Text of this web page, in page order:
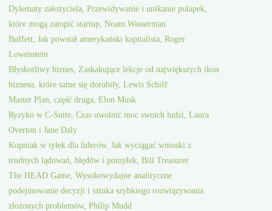
Dylematy założyciela, Przewidywanie i unikanie pułapek,
które mogą zatopić startup, Noam Wasserman
Buffett, Jak powstał amerykański kapitalista, Roger
Lowenstein
Błyskotliwy biznes, Zaskakujące lekcje od największych ikon
biznesu, które same się dorobiły, Lewis Schiff
Master Plan, część druga, Elon Musk
Ryzyko w C-Suite, Czas uwolnić moc swoich ludzi, Laura
Overton i Jane Daly
Kopniak w tyłek dla liderów, Jak wyciągać wnioski z
trudnych lądowań, błędów i pomyłek, Bill Treasurer
The HEAD Game, Wysokowydajne analityczne
podejmowanie decyzji i sztuka szybkiego rozwiązywania
złożonych problemów, Philip Mudd